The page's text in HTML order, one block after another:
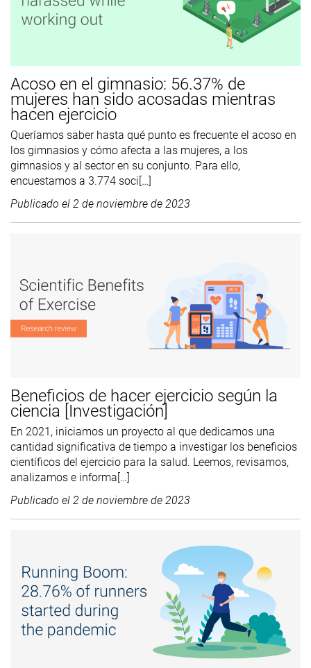
Acoso en el gimnasio: 56.37% de
mujeres han sido acosadas mientras
hacen ejercicio
Queríamos saber hasta qué punto es frecuente el acoso en
los gimnasios y cómo afecta a las mujeres, a los
gimnasios y al sector en su conjunto. Para ello,
encuestamos a 3.774 soci[…]
Publicado el 2 de noviembre de 2023
Beneficios de hacer ejercicio según la
ciencia [Investigación]
En 2021, iniciamos un proyecto al que dedicamos una
cantidad significativa de tiempo a investigar los beneficios
científicos del ejercicio para la salud. Leemos, revisamos,
analizamos e informa[…]
Publicado el 2 de noviembre de 2023